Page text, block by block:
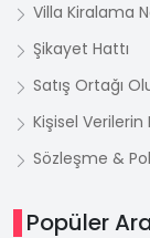
Villa Kiralama
Şikayet Hattı
Satış Ortağı
Kişisel Verilerin
Sözleşme &
Popüler